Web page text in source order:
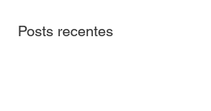
Posts recentes